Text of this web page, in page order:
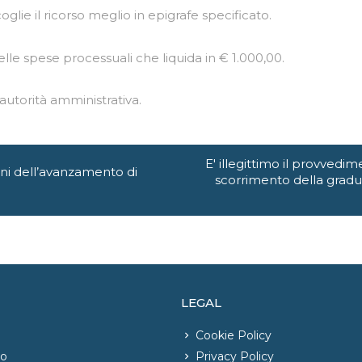
il ricorso meglio in epigrafe specificato.
spese processuali che liquida in € 1.000,00.
amministrativa.
dell’avanzamento di
E' illegittimo il
scorrimento della
LEGAL
Cookie Policy
Privacy Policy